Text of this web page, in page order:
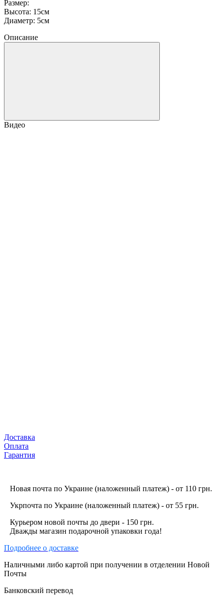
Размер:
Высота: 15см
Диаметр: 5см
Описание
Видео
Доставка
Оплата
Гарантия
Новая почта по Украине (наложенный платеж) - от 110 грн.
Укрпочта по Украине (наложенный платеж) - от 55 грн.
Курьером новой почты до двери - 150 грн.
Дважды магазин подарочной упаковки года!
Подробнее о доставке
Наличными либо картой при получении в отделении Новой
Почты
Банковский перевод